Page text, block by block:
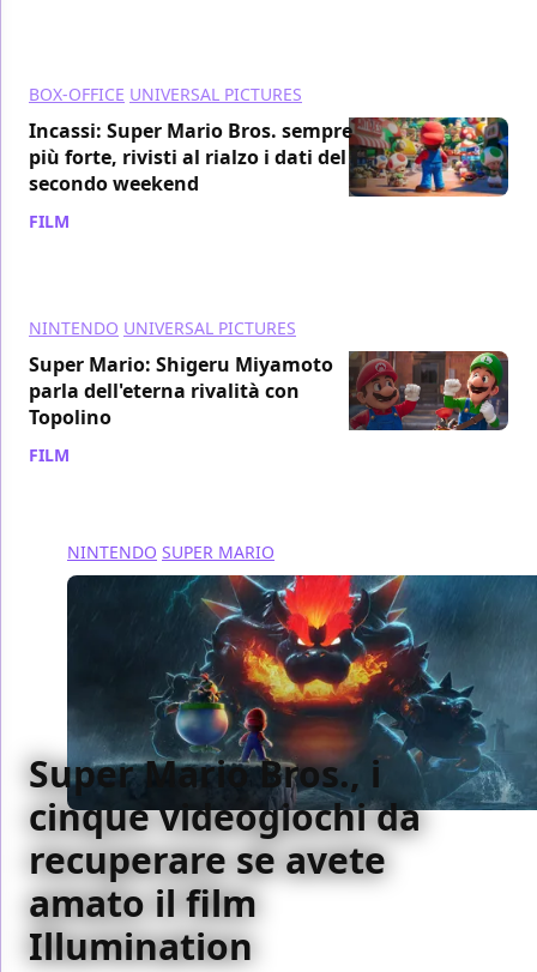
BOX-OFFICE UNIVERSAL PICTURES
Incassi: Super Mario Bros. sempre
più forte, rivisti al rialzo i dati del
secondo weekend
FILM
NINTENDO UNIVERSAL PICTURES
Super Mario: Shigeru Miyamoto
parla dell'eterna rivalità con
Topolino
FILM
NINTENDO SUPER MARIO
Super Mario Bros., i
cinque videogiochi da
recuperare se avete
amato il film
Illumination